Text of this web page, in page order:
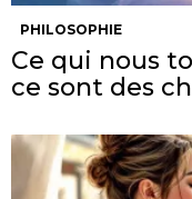
PHILOSOPHIE
Ce qui nous
ce sont des